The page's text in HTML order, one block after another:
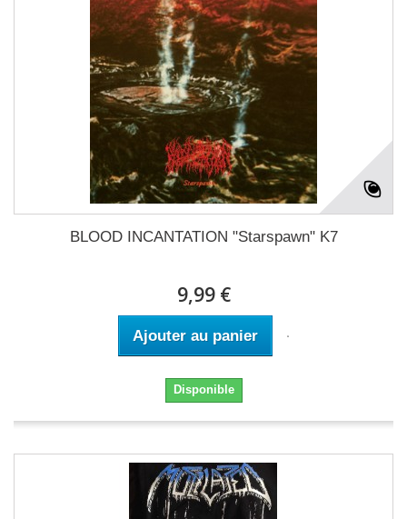
BLOOD INCANTATION "Starspawn" K7
9,99 €
Ajouter au panier
Disponible